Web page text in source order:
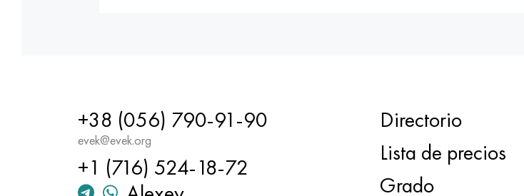
+38 (056) 790-91-90
evek@evek.org
+1 (716) 524-18-72
Directorio
Lista de precios
Grado